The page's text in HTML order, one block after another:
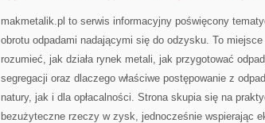
makmetalik.pl to serwis informacyjny poświęcony
obrotu odpadami nadającymi się do odzysku. To
rozumieć, jak działa rynek metali, jak przygotować
segregacji oraz dlaczego właściwe postępowanie z
natury, jak i dla opłacalności. Strona skupia się na
bezużyteczne rzeczy w zysk, jednocześnie wspierając